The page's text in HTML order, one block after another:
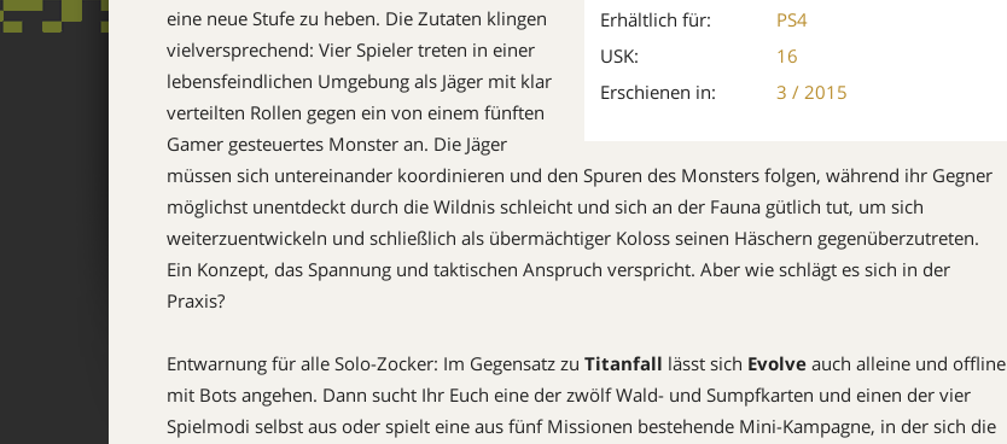
Erhältlich für:
PS4
USK:
16
Erschienen in:
3 / 2015
eine neue Stufe zu heben. Die Zutaten klingen
vielversprechend: Vier Spieler treten in einer
lebensfeindlichen Umgebung als Jäger mit klar
verteilten Rollen gegen ein von einem fünften
Gamer gesteuertes Monster an. Die Jäger
müssen sich untereinander koordinieren und den Spuren des Monsters folgen, während ihr Gegner
möglichst unentdeckt durch die Wildnis schleicht und sich an der Fauna gütlich tut, um sich
weiterzuentwickeln und schließlich als übermächtiger Koloss seinen Häschern gegenüberzutreten.
Ein Konzept, das Spannung und taktischen Anspruch verspricht. Aber wie schlägt es sich in der
Praxis?
Entwarnung für alle Solo-Zocker: Im Gegensatz zu Titanfall lässt sich Evolve auch alleine und offline
mit Bots angehen. Dann sucht Ihr Euch eine der zwölf Wald- und Sumpfkarten und einen der vier
Spielmodi selbst aus oder spielt eine aus fünf Missionen bestehende Mini-Kampagne, in der sich die